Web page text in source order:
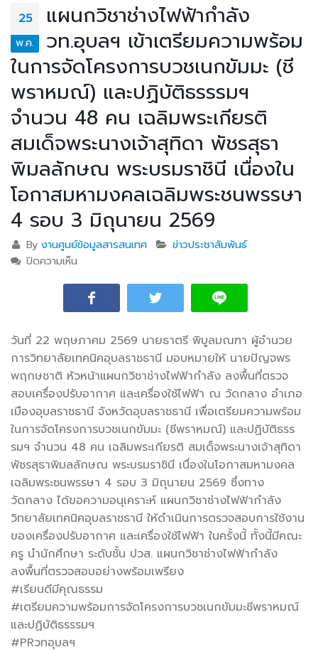
25
พ.ค.
แผนกวิชาช่างไฟฟ้ากำลัง
วท.อุบลฯ เข้าเตรียมความพร้อม
ในการจัดโครงการบวชเนกขัมมะ (ชี
พราหมณ์) และปฏิบัติธรรรมฯ
จำนวน 48 คน เฉลิมพระเกียรติ
สมเด็จพระนางเจ้าสุทิดา พัชรสุธา
พิมลลักษณ พระบรมราชินี เนื่องใน
โอกาสมหามงคลเฉลิมพระชนพรรษา
4 รอบ 3 มิถุนายน 2569
Byงานศูนย์ข้อมูลสารสนเทศ
ข่าวประชาสัมพันธ์
ปิดความเห็น
และปฏิบัติธรรรมฯ จำนวน 48 คน เฉลิมพระเกียรติ
สมเด็จพระนางเจ้าสุทิดา พัชรสุธาพิมลลักษณ พระบรม
รอบ 3 มิถุนายน 2569
วันที่ 22 พฤษภาคม 2569 นายธาตรี พิบูลมณฑา ผู้อำนวย
การวิทยาลัยเทคนิคอุบลราชธานี มอบหมายให้ นายปัญจพร
พฤกษชาติ หัวหน้าแผนกวิชาช่างไฟฟ้ากำลัง ลงพื้นที่ตรวจ
สอบเครื่องปรับอากาศ และเครื่องใช้ไฟฟ้า ณ วัดกลาง อำเภอ
เมืองอุบลราชธานี จังหวัดอุบลราชธานี เพื่อเตรียมความพร้อม
ในการจัดโครงการบวชเนกขัมมะ (ชีพราหมณ์) และปฏิบัติธรร
รมฯ จำนวน 48 คน เฉลิมพระเกียรติ สมเด็จพระนางเจ้าสุทิดา
พัชรสุธาพิมลลักษณ พระบรมราชินี เนื่องในโอกาสมหามงคล
เฉลิมพระชนพรรษา 4 รอบ 3 มิถุนายน 2569 ซึ่งทาง
วัดกลาง ได้ขอความอนุเคราะห์ แผนกวิชาช่างไฟฟ้ากำลัง
วิทยาลัยเทคนิคอุบลราชธานี ให้ดำเนินการตรวจสอบการใช้งาน
ของเครื่องปรับอากาศ และเครื่องใช้ไฟฟ้า ในครั้งนี้ ทั้งนี้มีคณะ
ครู นำนักศึกษา ระดับชั้น ปวส. แผนกวิชาช่างไฟฟ้ากำลัง
ลงพื้นที่ตรวจสอบอย่างพร้อมเพรียง
#เรียนดีมีคุณธรรม
#เตรียมความพร้อมการจัดโครงการบวชเนกขัมมะชีพราหมณ์
และปฏิบัติธรรรมฯ
#PRวทอุบลฯ